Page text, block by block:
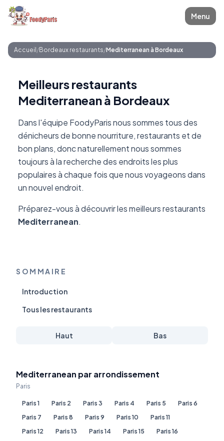
Menu
Accueil /Bordeaux restaurants/Mediterranean à Bordeaux
Meilleurs restaurants
Mediterranean à Bordeaux
Dans l'équipe FoodyParis nous sommes tous des
dénicheurs de bonne nourriture, restaurants et de
bon plans, donc naturellement nous sommes
toujours à la recherche des endroits les plus
populaires à chaque fois que nous voyageons dans
un nouvel endroit.
Préparez-vous à découvrir les meilleurs restaurants
Mediterranean.
SOMMAIRE
Introduction
Tous les restaurants
Haut Bas
Mediterranean par arrondissement
Paris
Paris 1 Paris 2 Paris 3 Paris 4 Paris 5
Paris 6
Paris 7
Paris 8 Paris 9 Paris 10
Paris 11
Paris 12
Paris 13 Paris 14 Paris 15
Paris 16